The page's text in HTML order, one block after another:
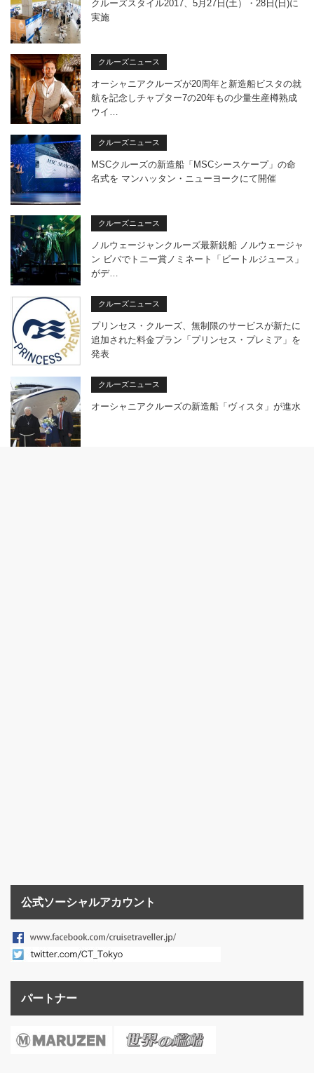
クルーズスタイル2017、5月27日(土）・28日(日)に
実施
クルーズニュース
オーシャニアクルーズが20周年と新造船ビスタの就
航を記念しチャプター7の20年もの少量生産樽熟成
ウイ…
クルーズニュース
MSCクルーズの新造船「MSCシースケープ」の命
名式を マンハッタン・ニューヨークにて開催
クルーズニュース
ノルウェージャンクルーズ最新鋭船 ノルウェージャ
ン ビバでトニー賞ノミネート「ビートルジュース」
がデ…
クルーズニュース
プリンセス・クルーズ、無制限のサービスが新たに
追加された料金プラン「プリンセス・プレミア」を
発表
クルーズニュース
オーシャニアクルーズの新造船「ヴィスタ」が進水
公式ソーシャルアカウント
パートナー